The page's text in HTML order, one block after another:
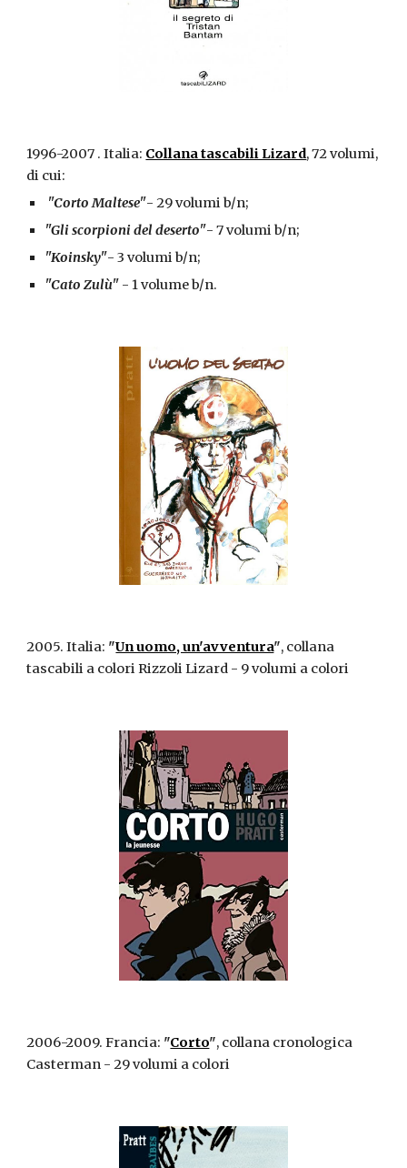
1996-2007 . Italia: Collana tascabili Lizard, 72 volumi,
di cui:
"Corto Maltese"- 29 volumi b/n;
"Gli scorpioni del deserto"- 7 volumi b/n;
"Koinsky"- 3 volumi b/n;
"Cato Zulù" - 1 volume b/n.
2005. Italia: "Un uomo, un'avventura", collana
tascabili a colori Rizzoli Lizard - 9 volumi a colori
2006-2009. Francia: "Corto", collana cronologica
Casterman - 29 volumi a colori